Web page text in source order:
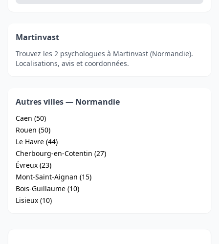
Martinvast
Trouvez les 2 psychologues à Martinvast (Normandie).
Localisations, avis et coordonnées.
Autres villes — Normandie
Caen (50)
Rouen (50)
Le Havre (44)
Cherbourg-en-Cotentin (27)
Évreux (23)
Mont-Saint-Aignan (15)
Bois-Guillaume (10)
Lisieux (10)